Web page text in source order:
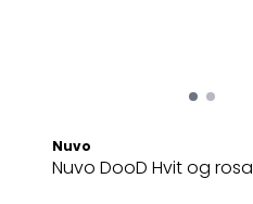
Nuvo
Nuvo DooD Hvit og rosa